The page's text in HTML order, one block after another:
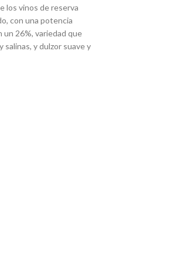
los vinos de reserva
con una potencia
26%, variedad que
salinas, y dulzor suave y